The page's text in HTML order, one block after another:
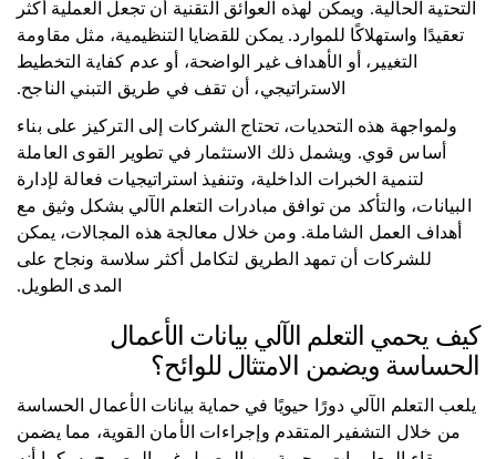
التحتية الحالية. ويمكن لهذه العوائق التقنية أن تجعل العملية أكثر
تعقيدًا واستهلاكًا للموارد. يمكن للقضايا التنظيمية، مثل مقاومة
التغيير، أو الأهداف غير الواضحة، أو عدم كفاية التخطيط
الاستراتيجي، أن تقف في طريق التبني الناجح.
ولمواجهة هذه التحديات، تحتاج الشركات إلى التركيز على بناء
أساس قوي. ويشمل ذلك الاستثمار في تطوير القوى العاملة
لتنمية الخبرات الداخلية، وتنفيذ استراتيجيات فعالة لإدارة
البيانات، والتأكد من توافق مبادرات التعلم الآلي بشكل وثيق مع
أهداف العمل الشاملة. ومن خلال معالجة هذه المجالات، يمكن
للشركات أن تمهد الطريق لتكامل أكثر سلاسة ونجاح على
المدى الطويل.
كيف يحمي التعلم الآلي بيانات الأعمال
الحساسة ويضمن الامتثال للوائح؟
يلعب التعلم الآلي دورًا حيويًا في حماية بيانات الأعمال الحساسة
من خلال التشفير المتقدم وإجراءات الأمان القوية، مما يضمن